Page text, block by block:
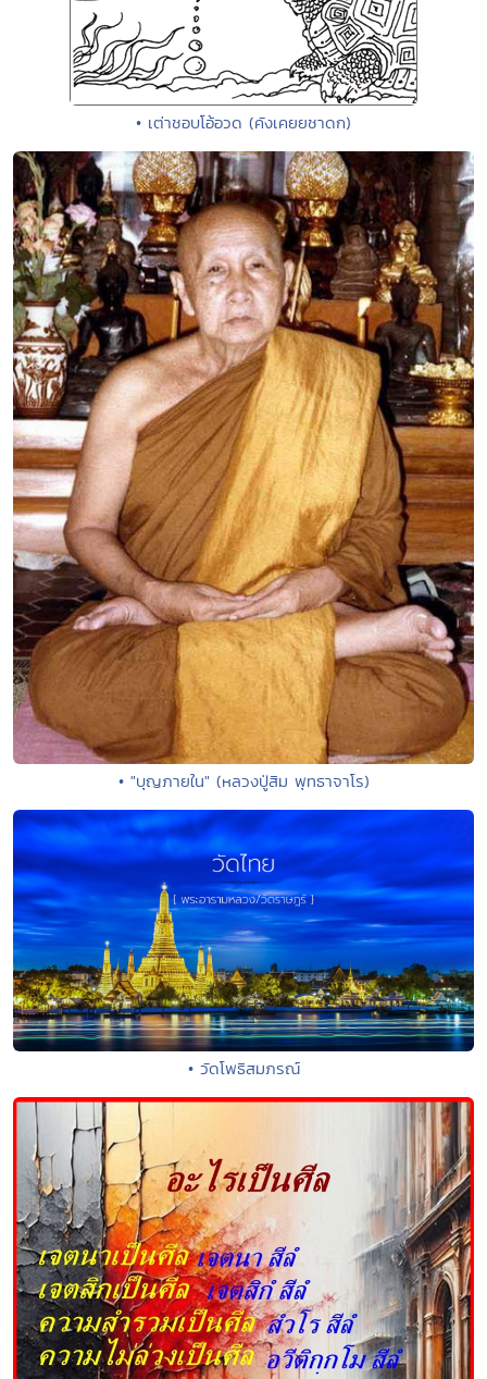
• เต่าชอบโอ้อวด (คังเคยยชาดก)
• "บุญภายใน" (หลวงปู่สิม พุทธาจาโร)
• วัดโพธิสมภรณ์